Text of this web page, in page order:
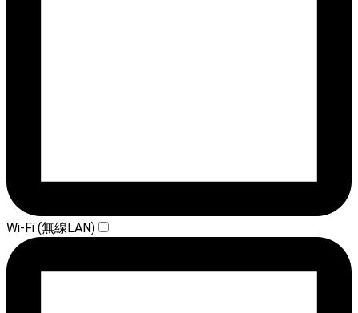
Wi-Fi (無線LAN)